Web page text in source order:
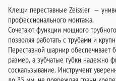
Клещи переставные Zeissler —
профессионального монтажа.
Сочетают функции мощного
позволяя работать с трубами и
Переставной шарнир обеспечивает
размер, а зубчатые губки надежно
соскальзывание. Инструмент